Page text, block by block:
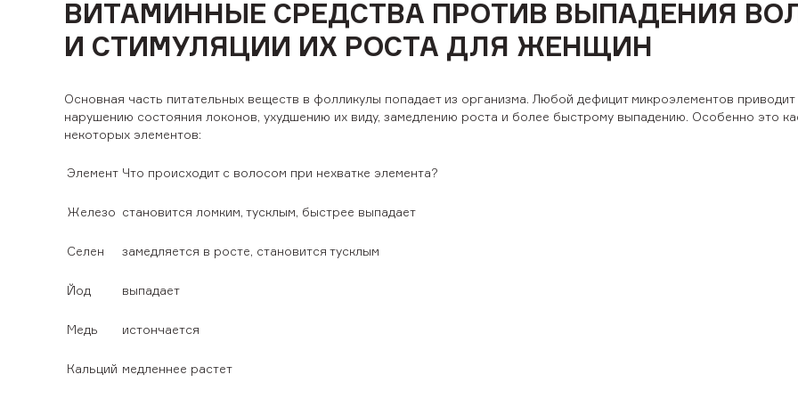
ВИТАМИННЫЕ СРЕДСТВА ПРОТИВ ВЫПАДЕНИЯ
И СТИМУЛЯЦИИ ИХ РОСТА ДЛЯ ЖЕНЩИН
Основная часть питательных веществ в фолликулы попадает из организма. Любой дефицит микроэлементов приводит
нарушению состояния локонов, ухудшению их виду, замедлению роста и более быстрому выпадению. Особенно это
некоторых элементов:
Элемент Что происходит с волосом при нехватке элемента?
Железо становится ломким, тусклым, быстрее выпадает
Селен замедляется в росте, становится тусклым
Йод выпадает
Медь истончается
Кальций медленнее растет